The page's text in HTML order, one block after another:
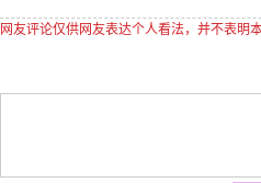
网友评论仅供网友表达个人看法，并不表明